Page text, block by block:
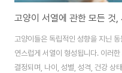
고양이 서열에 관한 모든 것,
고양이들은 독립적인 성향을 지닌
연스럽게 서열이 형성됩니다. 이러
결정되며, 나이, 성별, 성격, 건강 상